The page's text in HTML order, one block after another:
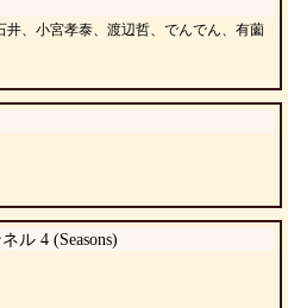
井、小宮孝泰、渡辺哲、でんでん、有薗
ル 4 (Seasons)